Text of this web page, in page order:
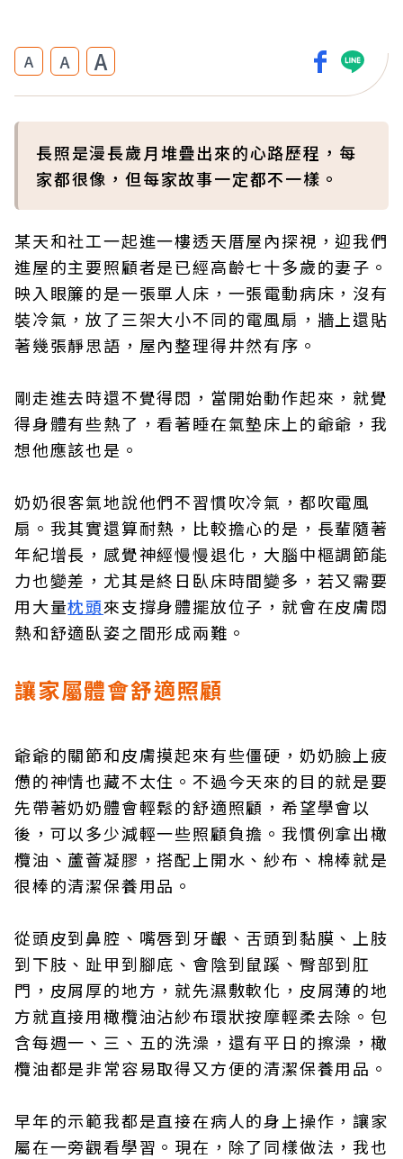
A A A
長照是漫長歲月堆疊出來的心路歷程，每
家都很像，但每家故事一定都不一樣。
某天和社工一起進一樓透天厝屋內探視，迎我們
進屋的主要照顧者是已經高齡七十多歲的妻子。
映入眼簾的是一張單人床，一張電動病床，沒有
裝冷氣，放了三架大小不同的電風扇，牆上還貼
著幾張靜思語，屋內整理得井然有序。
剛走進去時還不覺得悶，當開始動作起來，就覺
得身體有些熱了，看著睡在氣墊床上的爺爺，我
想他應該也是。
奶奶很客氣地說他們不習慣吹冷氣，都吹電風
扇。我其實還算耐熱，比較擔心的是，長輩隨著
年紀增長，感覺神經慢慢退化，大腦中樞調節能
力也變差，尤其是終日臥床時間變多，若又需要
用大量枕頭來支撐身體擺放位子，就會在皮膚悶
熱和舒適臥姿之間形成兩難。
讓家屬體會舒適照顧
爺爺的關節和皮膚摸起來有些僵硬，奶奶臉上疲
憊的神情也藏不太住。不過今天來的目的就是要
先帶著奶奶體會輕鬆的舒適照顧，希望學會以
後，可以多少減輕一些照顧負擔。我慣例拿出橄
欖油、蘆薈凝膠，搭配上開水、紗布、棉棒就是
很棒的清潔保養用品。
從頭皮到鼻腔、嘴唇到牙齦、舌頭到黏膜、上肢
到下肢、趾甲到腳底、會陰到鼠蹊、臀部到肛
門，皮屑厚的地方，就先濕敷軟化，皮屑薄的地
方就直接用橄欖油沾紗布環狀按摩輕柔去除。包
含每週一、三、五的洗澡，還有平日的擦澡，橄
欖油都是非常容易取得又方便的清潔保養用品。
早年的示範我都是直接在病人的身上操作，讓家
屬在一旁觀看學習。現在，除了同樣做法，我也